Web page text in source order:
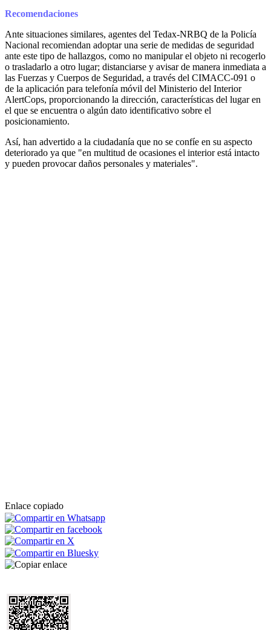
Recomendaciones
Ante situaciones similares, agentes del Tedax-NRBQ de la Policía
Nacional recomiendan adoptar una serie de medidas de seguridad
ante este tipo de hallazgos, como no manipular el objeto ni recogerlo
o trasladarlo a otro lugar; distanciarse y avisar de manera inmediata a
las Fuerzas y Cuerpos de Seguridad, a través del CIMACC-091 o
de la aplicación para telefonía móvil del Ministerio del Interior
AlertCops, proporcionando la dirección, características del lugar en
el que se encuentra o algún dato identificativo sobre el
posicionamiento.
Así, han advertido a la ciudadanía que no se confíe en su aspecto
deteriorado ya que "en multitud de ocasiones el interior está intacto
y pueden provocar daños personales y materiales".
Enlace copiado